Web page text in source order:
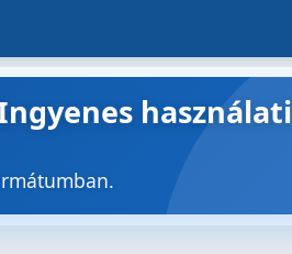
Ingyenes használati